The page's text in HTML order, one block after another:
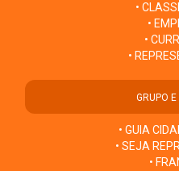
•
•
•
•
GRUPO
• GUIA
• SEJA
•